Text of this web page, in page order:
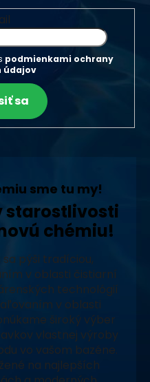
podmienkami ochrany
údajov
sa
sme tu my!
starostlivosti
chémiu!
pýši tradíciou,
v oblasti čistiarní
technológií
v oblasti
široký výber
vlastnej výroby
vo vašom bazéne.
na najlepších